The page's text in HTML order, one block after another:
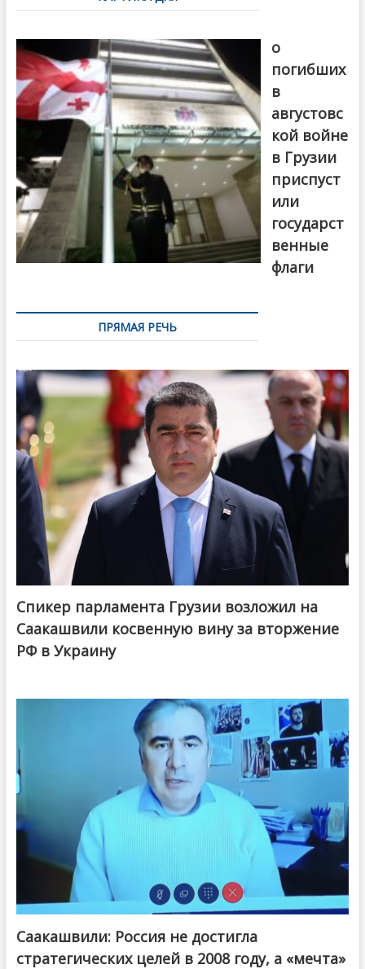
записям
о
погибших
в
августовс
кой войне
в Грузии
приспуст
или
государст
венные
флаги
ПРЯМАЯ РЕЧЬ
Спикер парламента Грузии возложил на
Саакашвили косвенную вину за вторжение
РФ в Украину
Саакашвили: Россия не достигла
стратегических целей в 2008 году, а «мечта»